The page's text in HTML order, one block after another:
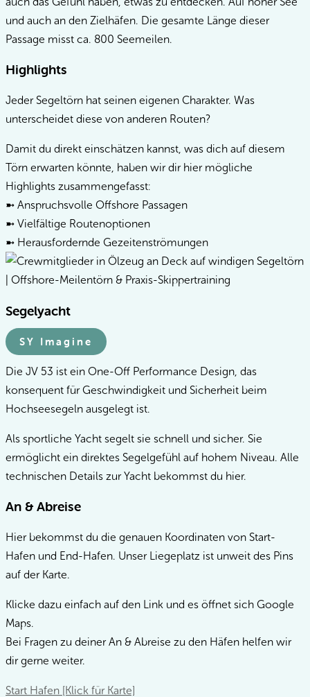
und auch an den Zielhäfen. Die gesamte Länge dieser
Passage misst ca. 800 Seemeilen.
Highlights
Jeder Segeltörn hat seinen eigenen Charakter. Was
unterscheidet diese von anderen Routen?
Damit du direkt einschätzen kannst, was dich auf diesem
Törn erwarten könnte, haben wir dir hier mögliche
Highlights zusammengefasst:
➼ Anspruchsvolle Offshore Passagen
➼ Vielfältige Routenoptionen
➼ Herausfordernde Gezeitenströmungen
Segelyacht
SY Imagine
Die JV 53 ist ein One-Off Performance Design, das
konsequent für Geschwindigkeit und Sicherheit beim
Hochseesegeln ausgelegt ist.
Als sportliche Yacht segelt sie schnell und sicher. Sie
ermöglicht ein direktes Segelgefühl auf hohem Niveau. Alle
technischen Details zur Yacht bekommst du hier.
An & Abreise
Hier bekommst du die genauen Koordinaten von Start-
Hafen und End-Hafen. Unser Liegeplatz ist unweit des Pins
auf der Karte.
Klicke dazu einfach auf den Link und es öffnet sich Google
Maps.
Bei Fragen zu deiner An & Abreise zu den Häfen helfen wir
dir gerne weiter.
Start Hafen [Klick für Karte]